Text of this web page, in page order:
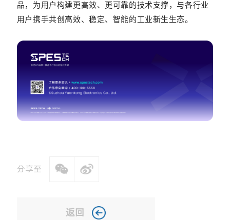
品，为用户构建更高效、更可靠的技术支撑，与各行业
用户携手共创高效、稳定、智能的工业新生生态。
分享至
返回